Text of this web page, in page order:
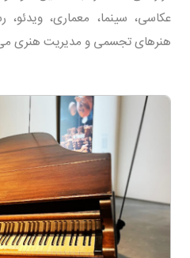
عکاسی، سینما، معماری، ویدئو،
هنرهای تجسمی و مدیریت هنری